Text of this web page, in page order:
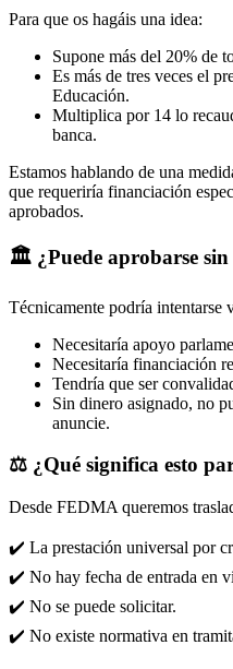
Para que os hagáis una idea:
Supone más del 20% de
Es más de tres veces el
Educación.
Multiplica por 14 lo
banca.
Estamos hablando de una
que requeriría financiación
aprobados.
🏛 ¿Puede aprobarse sin
Técnicamente podría intentarse
Necesitaría apoyo
Necesitaría financiación
Tendría que ser
Sin dinero asignado, no
anuncie.
⚖ ¿Qué significa esto
Desde FEDMA queremos
✔️ La prestación universal por
✔️ No hay fecha de entrada en
✔️ No se puede solicitar.
✔️ No existe normativa en